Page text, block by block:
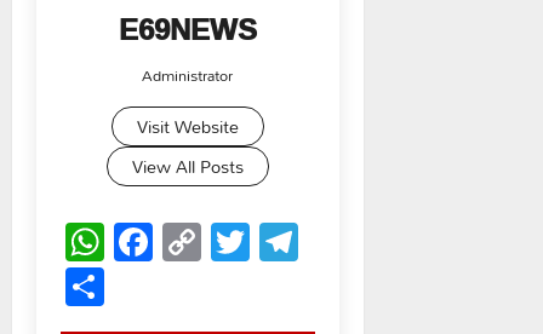
E69NEWS
Administrator
Visit Website
View All Posts
WhatsApp
Facebook
Copy
Link
Twitter